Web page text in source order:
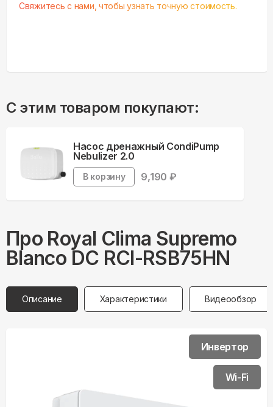
Свяжитесь с нами, чтобы узнать точную стоимость.
С этим товаром покупают:
Насос дренажный CondiPump
Nebulizer 2.0
В корзину 9,190 ₽
Про Royal Clima Supremo
Blanco DC RCI-RSB75HN
Описание Характеристики Видеообзор
Инвертор
Wi-Fi